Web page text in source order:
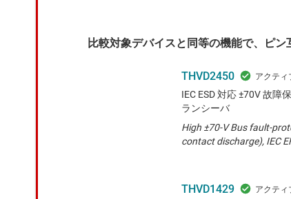
比較対象デバイスと同等の機能で、ピン
THVD2450
IEC ESD 対応 ±70V 故障
ランシーバ
High ±70-V Bus fault-
contact discharge), IEC
THVD1429